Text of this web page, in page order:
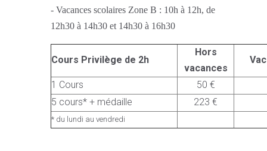
- Vacances scolaires Zone B : 10h à 12h, de
12h30 à 14h30 et 14h30 à 16h30
Cours Privilège de 2h
Hors
vacances
1 Cours
50 €
5 cours* + médaille
223 €
* du lundi au vendredi